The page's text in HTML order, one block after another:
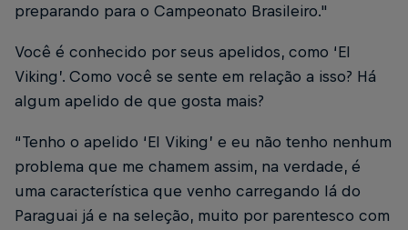
preparando para o Campeonato Brasileiro."
Você é conhecido por seus apelidos, como ‘El
Viking’. Como você se sente em relação a isso? Há
algum apelido de que gosta mais?
“Tenho o apelido ‘El Viking’ e eu não tenho nenhum
problema que me chamem assim, na verdade, é
uma característica que venho carregando lá do
Paraguai já e na seleção, muito por parentesco com